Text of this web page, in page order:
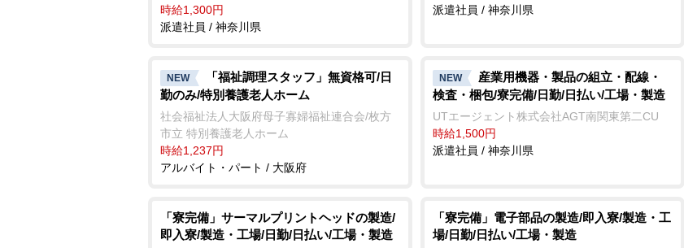
時給1,300円
派遣社員 / 神奈川県
派遣社員 / 神奈川県
NEW
「福祉調理スタッフ」無資格可/日
勤のみ/特別養護老人ホーム
社会福祉法人大阪府母子寡婦福祉連合会/枚方
市立 特別養護老人ホーム
時給1,237円
アルバイト・パート / 大阪府
NEW
産業用機器・製品の組立・配線・
検査・梱包/寮完備/日勤/日払い/工場・製造
UTエージェント株式会社AGT南関東第二CU
時給1,500円
派遣社員 / 神奈川県
「寮完備」サーマルプリントヘッドの製造/
即入寮/製造・工場/日勤/日払い/工場・製造
「寮完備」電子部品の製造/即入寮/製造・工
場/日勤/日払い/工場・製造